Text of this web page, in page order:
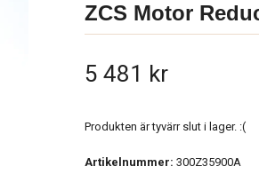
ZCS Motor
5 481 kr
Produkten är tyvärr slut i lager. :(
Artikelnummer: 300Z35900A